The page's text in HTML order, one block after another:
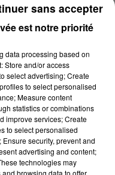
est notre priorité
data processing based on
Store and/or access
select advertising; Create
to select personalised
Measure content
statistics or combinations
improve services; Create
to select personalised
security, prevent and
advertising and content;
technologies may
browsing data to offer
sans accepter